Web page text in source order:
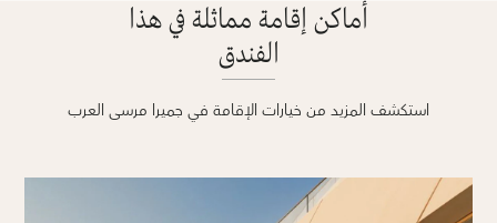
أماكن إقامة مماثلة في هذا
الفندق
استكشف المزيد من خيارات الإقامة في جميرا مرسى العرب